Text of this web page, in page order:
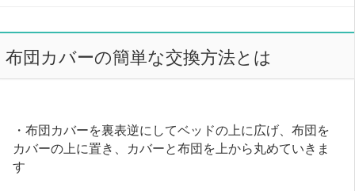
布団カバーの簡単な交換方法とは
・布団カバーを裏表逆にしてベッドの上に広げ、布団を
カバーの上に置き、カバーと布団を上から丸めていきま
す